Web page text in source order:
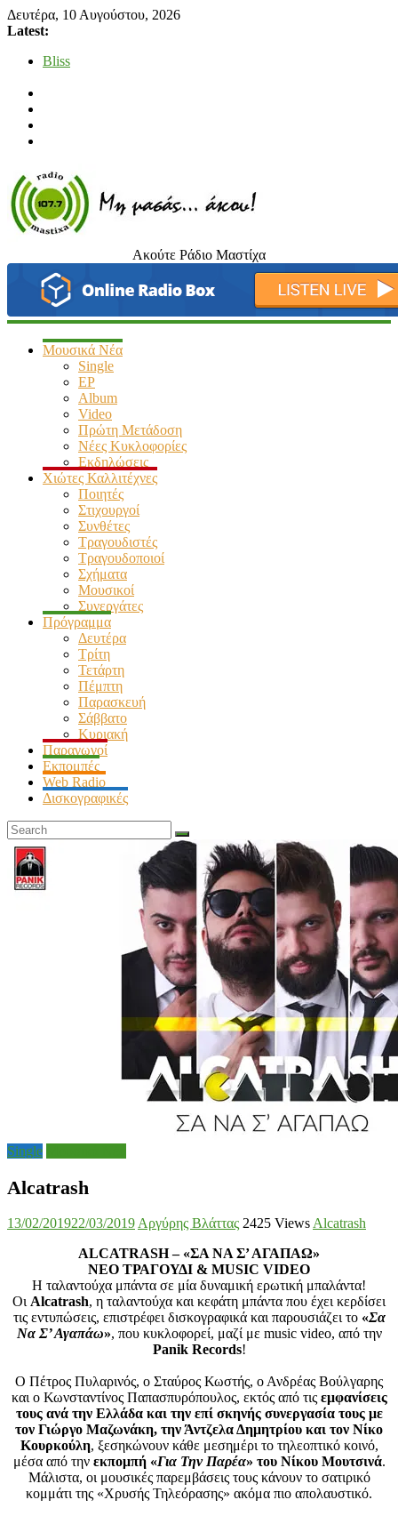
Δευτέρα, 10 Αυγούστου, 2026
Latest:
Bliss
radiomastixa.gr
μασάς…
Ακούτε Ράδιο Μαστίχα
Μουσικά Νέα
Single
EP
Album
Video
Πρώτη Μετάδοση
Νέες Κυκλοφορίες
Εκδηλώσεις
Χιώτες Καλλιτέχνες
Ποιητές
Στιχουργοί
Συνθέτες
Τραγουδιστές
Τραγουδοποιοί
Σχήματα
Μουσικοί
Συνεργάτες
Πρόγραμμα
Δευτέρα
Τρίτη
Τετάρτη
Πέμπτη
Παρασκευή
Σάββατο
Κυριακή
Παραγωγοί
Εκπομπές
Web Radio
Δισκογραφικές
Single
Alcatrash
13/02/201922/03/2019 Αργύρης Βλάττας 2425 Views Alcatrash
ALCATRASH – «ΣΑ ΝΑ Σ’ ΑΓΑΠΑΩ»
ΝΕΟ ΤΡΑΓΟΥΔΙ & MUSIC VIDEO
Η ταλαντούχα μπάντα σε μία δυναμική ερωτική μπαλάντα!
Οι Alcatrash, η ταλαντούχα και κεφάτη μπάντα που έχει κερδίσει
τις εντυπώσεις, επιστρέφει δισκογραφικά και παρουσιάζει το «Σα
Να Σ’ Αγαπάω», που κυκλοφορεί, μαζί με music video, από την
Panik Records!
Ο Πέτρος Πυλαρινός, ο Σταύρος Κωστής, ο Ανδρέας Βούλγαρης
και ο Κωνσταντίνος Παπασπυρόπουλος, εκτός από τιςεμφανίσεις
τους ανά την Ελλάδα και την επί σκηνής συνεργασία τους με
τον Γιώργο Μαζωνάκη, την Άντζελα Δημητρίου και τον Νίκο
Κουρκούλη, ξεσηκώνουν κάθε μεσημέρι το τηλεοπτικό κοινό,
μέσα από τηνεκπομπή «Για Την Παρέα» του Νίκου Μουτσινά.
Μάλιστα, οι μουσικές παρεμβάσεις τους κάνουν το σατιρικό
κομμάτι της «Χρυσής Τηλεόρασης» ακόμα πιο απολαυστικό.